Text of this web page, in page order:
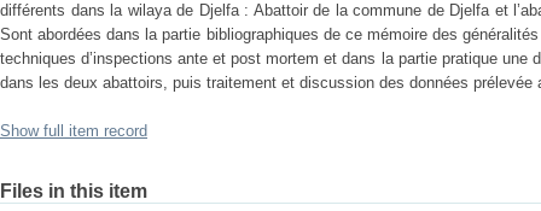
différents dans la wilaya de Djelfa : Abattoir de la commune de Djelfa et
Sont abordées dans la partie bibliographiques de ce mémoire des
techniques d’inspections ante et post mortem et dans la partie pratique une
dans les deux abattoirs, puis traitement et discussion des données
Show full item record
Files in this item